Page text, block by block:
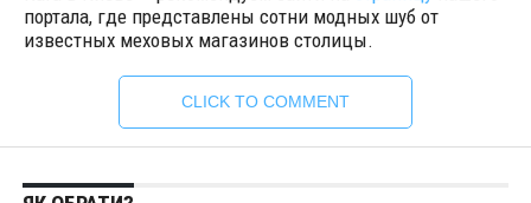
портала, где представлены сотни модных шуб от
известных меховых магазинов столицы.
CLICK TO COMMENT